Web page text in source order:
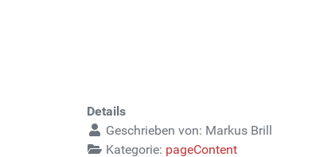
Details
Geschrieben von: Markus Brill
Kategorie: pageContent